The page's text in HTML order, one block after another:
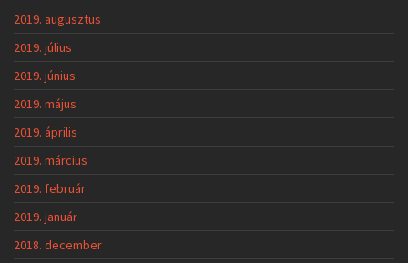
2019. augusztus
2019. július
2019. június
2019. május
2019. április
2019. március
2019. február
2019. január
2018. december